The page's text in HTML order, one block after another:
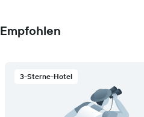
Empfohlen
3-Sterne-Hotel